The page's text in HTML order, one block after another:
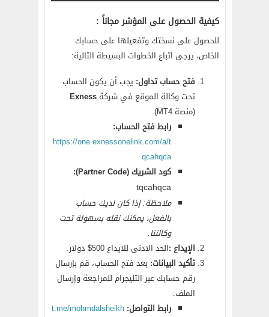
كيفية الحصول على المؤشر مجاناً :
للحصول على نسختك وتفعيلها على حسابك
الخاص، يرجى اتباع الخطوات البسيطة التالية:
فتح حساب تداول: يجب أن يكون الحساب
تحت وكالة الموقع في شركة Exness
(منصة MT4).
رابط فتح الحساب:
https://one.exnessonelink.com/a/t
qcahqca
كود الشريك (Partner Code):
tqcahqca
ملاحظة: إذا كان لديك حساب
بالفعل، يمكنك نقله بسهولة تحت
وكالتنا.
الإيداع :الحد الادنى للايداع 500$ دولار.
تأكيد البيانات: بعد فتح الحساب، قم بإرسال
رقم حسابك عبر التليجرام للمراجعة وإرسال
الملف:
رابط التواصل: t.me/mohmdalsheikh